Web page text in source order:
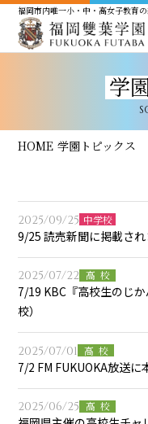
福岡市内唯一小・中・高女子教育
学
HOME 学園トピックス
2025/09/25 中学校
9/25 読売新聞に掲載され
2025/07/22 高校
7/19 KBC『高校生のじ
校）
2025/07/01 高校
7/2 FM FUKUOKA放送に
2025/06/25 高校